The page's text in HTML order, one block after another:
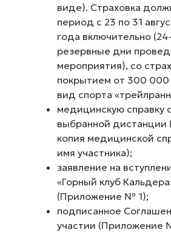
виде). Страховка
период с 23 по 31
года включительно
резервные дни
мероприятия), со
покрытием от 300 000
вид спорта
медицинскую справку
выбранной дистанции
копия медицинской
имя участника);
заявление на
«Горный клуб
(Приложение № 1);
подписанное
участии (Приложение